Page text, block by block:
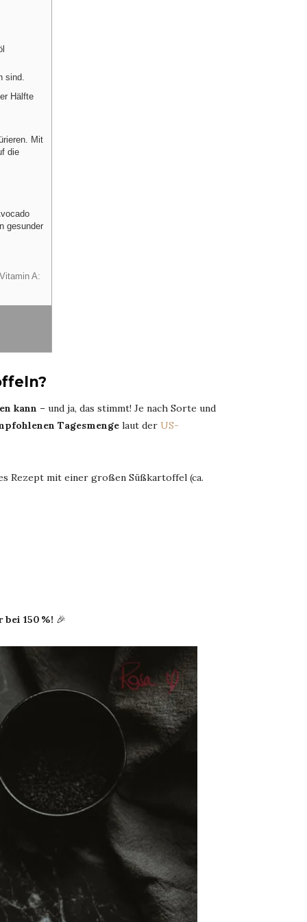
sind.
Hälfte
Mit
die
gesunder
Vitamin A:
kann – und ja, das stimmt! Je nach Sorte und
Tagesmenge laut der US-
Rezept mit einer großen Süßkartoffel (ca.
150 %! 🎉